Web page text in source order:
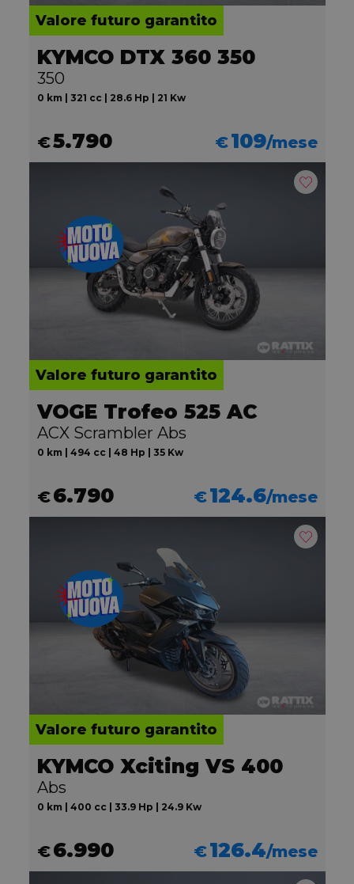
Valore futuro garantito
KYMCO DTX 360 350
350
0 km | 321 cc | 28.6 Hp | 21 Kw
€5.790 €109/mese
Valore futuro garantito
VOGE Trofeo 525 AC
ACX Scrambler Abs
0 km | 494 cc | 48 Hp | 35 Kw
€6.790 €124.6/mese
Valore futuro garantito
KYMCO Xciting VS 400
Abs
0 km | 400 cc | 33.9 Hp | 24.9 Kw
€6.990 €126.4/mese